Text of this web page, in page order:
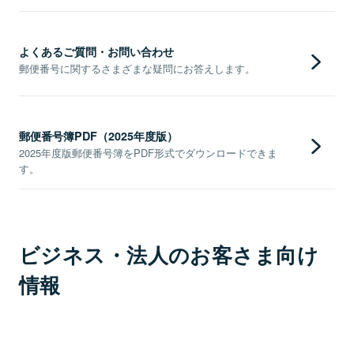
よくあるご質問・お問い合わせ
郵便番号に関するさまざまな疑問にお答えします。
郵便番号簿PDF（2025年度版）
2025年度版郵便番号簿をPDF形式でダウンロードできま
す。
ビジネス・法人のお客さま向け
情報